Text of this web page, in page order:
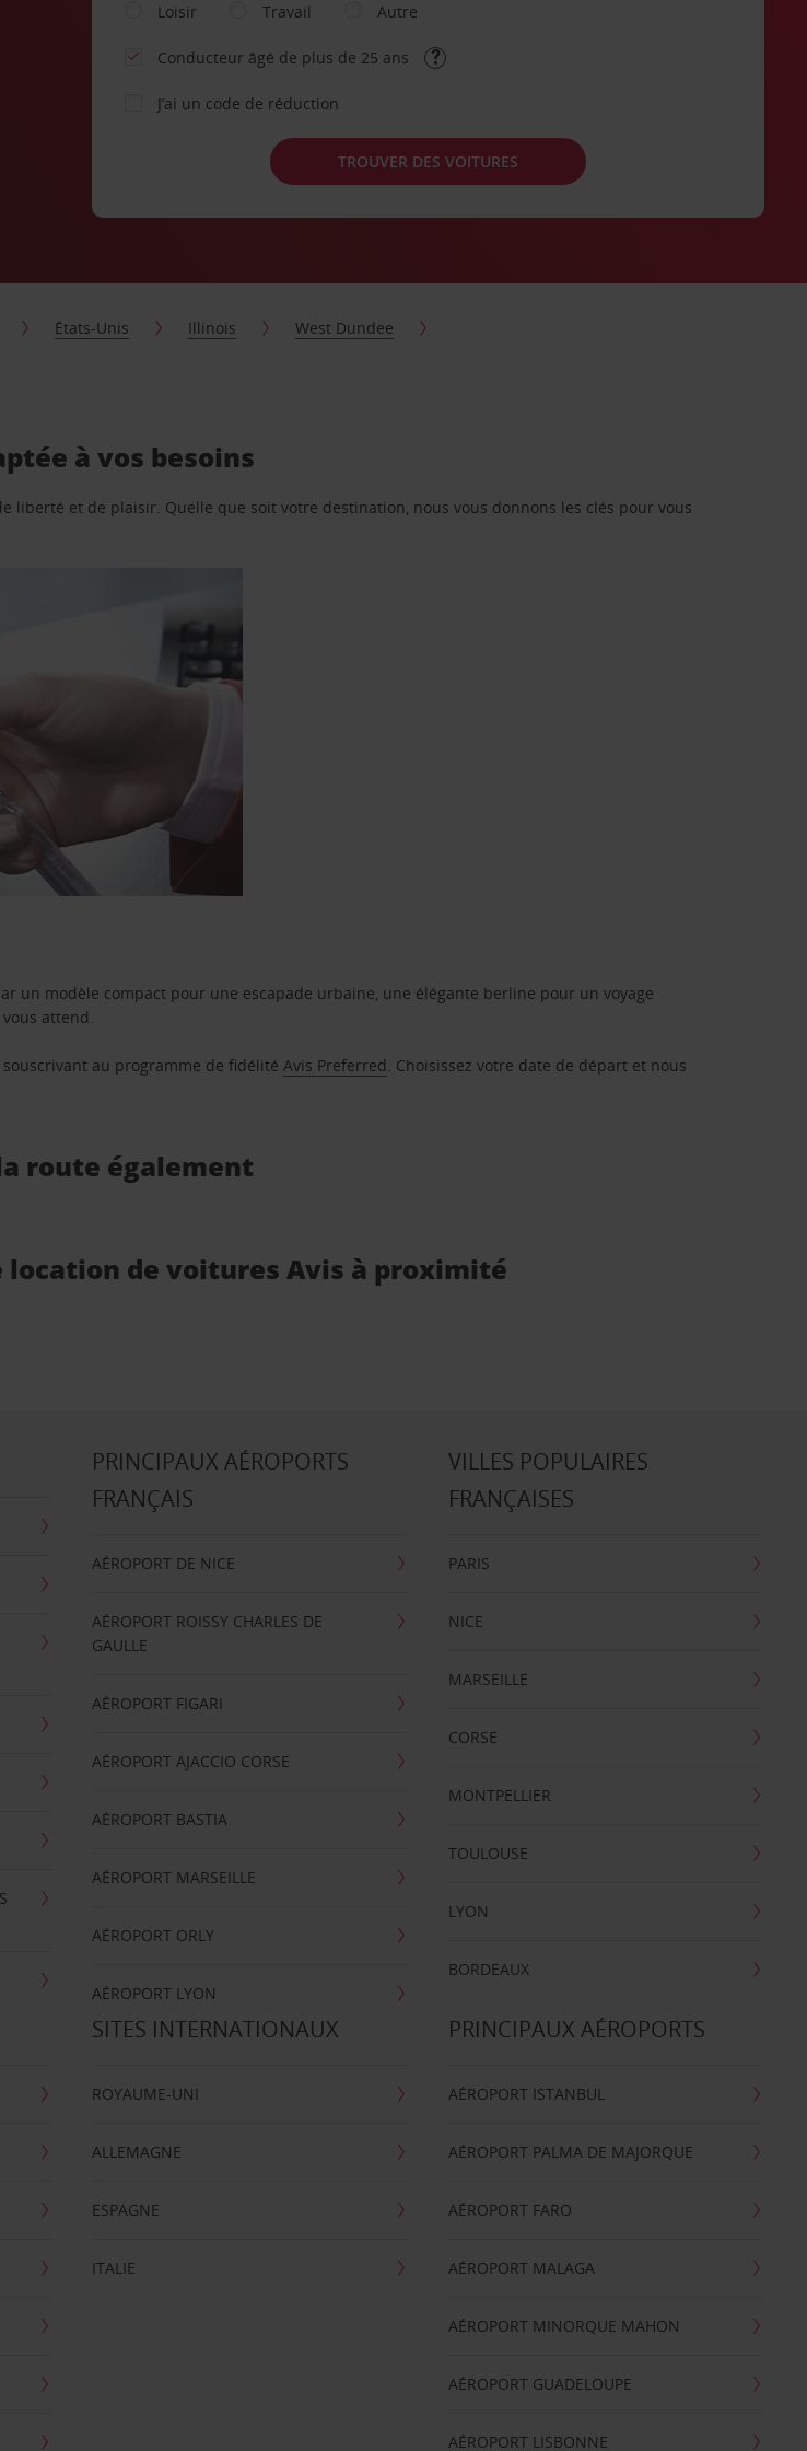
Loisir
Travail Autre
Conducteur âgé de plus de 25 ans
J’ai un code de réduction
TROUVER DES VOITURES
États-Unis Illinois
West Dundee
à vos besoins
et de plaisir. Quelle que soit votre destination, nous vous donnons les clés pour vous
un modèle compact pour une escapade urbaine, une élégante berline pour un voyage
attend.
au programme de fidélitéAvis Preferred. Choisissez votre date de départ et nous
route également
location de voitures Avis à proximité
PRINCIPAUX AÉROPORTS
FRANÇAIS
AÉROPORT DE NICE
AÉROPORT ROISSY CHARLES DE
GAULLE
AÉROPORT FIGARI
AÉROPORT AJACCIO CORSE
AÉROPORT BASTIA
AÉROPORT MARSEILLE
AÉROPORT ORLY
AÉROPORT LYON
VILLES POPULAIRES
FRANÇAISES
PARIS
NICE
MARSEILLE
CORSE
MONTPELLIER
TOULOUSE
LYON
BORDEAUX
SITES INTERNATIONAUX
ROYAUME-UNI
ALLEMAGNE
ESPAGNE
ITALIE
PRINCIPAUX AÉROPORTS
AÉROPORT ISTANBUL
AÉROPORT PALMA DE MAJORQUE
AÉROPORT FARO
AÉROPORT MALAGA
AÉROPORT MINORQUE MAHON
AÉROPORT GUADELOUPE
AÉROPORT LISBONNE